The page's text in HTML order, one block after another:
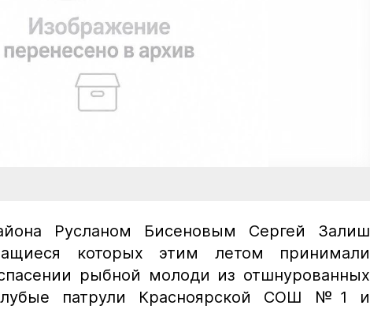
Русланом Бисеновым Сергей Залиш
которых этим летом принимали
рыбной молоди из отшнурованных
патрули Красноярской СОШ №1 и